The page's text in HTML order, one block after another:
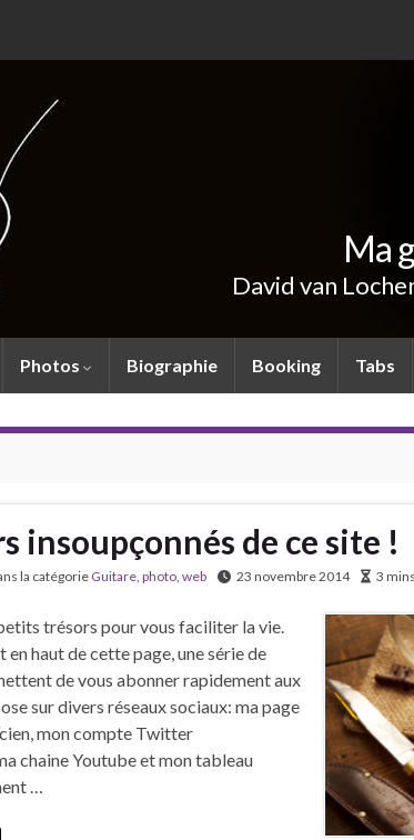
Ma
David van
Photos Biographie Booking Tabs
insoupçonnés de ce site !
la catégorieGuitare, photo, web 23 novembre 2014 3
trésors pour vous faciliter la vie.
haut de cette page, une série de
de vous abonner rapidement aux
sur divers réseaux sociaux: ma page
mon compte Twitter
chaine Youtube et mon tableau
…